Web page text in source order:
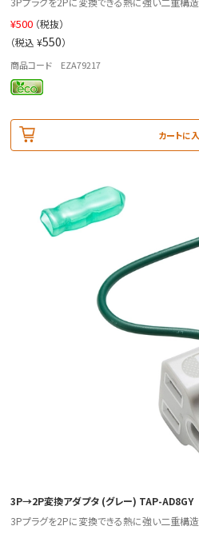
¥500 （税抜）
（税込 ¥550）
商品コード EZA79217
カートに
3P→2P変換アダプタ (グレー) TAP-AD8GY
3Pプラグを2Pに変換できる熱に強い二重構造